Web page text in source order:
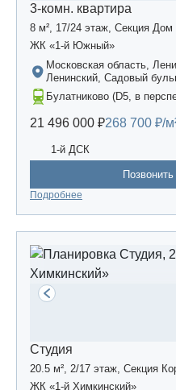
3-комн. квартира
8 м², 17/24 этаж, Секция Дом
ЖК «1-й Южный»
Московская область,
Ленинский, Садовый
Булатниково (D5, в
21 496 000 ₽268 700 ₽/
1-й ДСК
Подробнее
Студия
20.5 м², 2/17 этаж, Секция
ЖК «1-й Химкинский»